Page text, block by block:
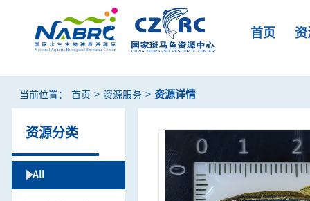
首页
当前位置： 首页 > 资源服务 > 资源详情
资源分类
All